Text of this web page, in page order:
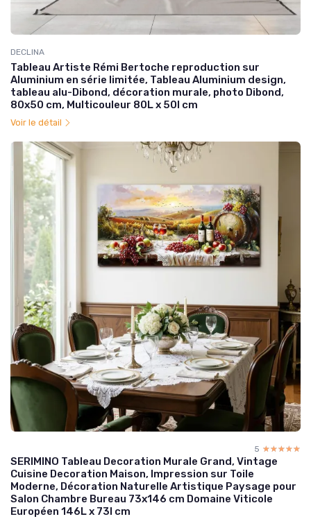
DECLINA
Tableau Artiste Rémi Bertoche reproduction sur
Aluminium en série limitée, Tableau Aluminium design,
tableau alu-Dibond, décoration murale, photo Dibond,
80x50 cm, Multicouleur 80L x 50l cm
Voir le détail
5 ☆☆☆☆☆
★★★★★
SERIMINO Tableau Decoration Murale Grand, Vintage
Cuisine Decoration Maison, Impression sur Toile
Moderne, Décoration Naturelle Artistique Paysage pour
Salon Chambre Bureau 73x146 cm Domaine Viticole
Européen 146L x 73l cm